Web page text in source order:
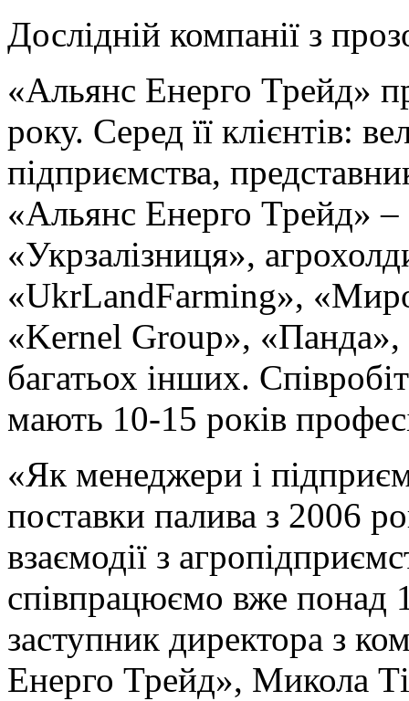
Дослідній компанії з
«Альянс Енерго Трейд»
року. Серед її клієнтів:
підприємства,
«Альянс Енерго Трейд» –
«Укрзалізниця»,
«UkrLandFarming»,
«Kernel Group», «Панда»,
багатьох інших.
мають 10-15 років
«Як менеджери і
поставки палива з 2006
взаємодії з
співпрацюємо вже понад
заступник директора з
Енерго Трейд», Микола